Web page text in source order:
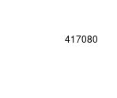
417080